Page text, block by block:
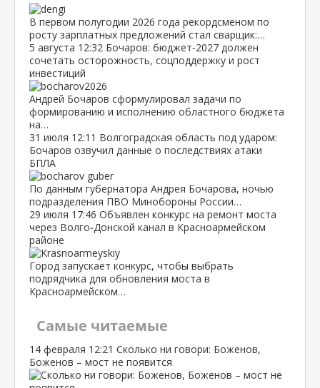
В первом полугодии 2026 года рекордсменом по
росту зарплатных предложений стал сварщик:…
5 августа 12:32 Бочаров: бюджет‑2027 должен
сочетать осторожность, соцподдержку и рост
инвестиций
Андрей Бочаров сформулировал задачи по
формированию и исполнению областного бюджета
на…
31 июля 12:11 Волгоградская область под ударом:
Бочаров озвучил данные о последствиях атаки
БПЛА
По данным губернатора Андрея Бочарова, ночью
подразделения ПВО Минобороны России…
29 июля 17:46 Объявлен конкурс на ремонт моста
через Волго‑Донской канал в Красноармейском
районе
Город запускает конкурс, чтобы выбрать
подрядчика для обновления моста в
Красноармейском…
Самые читаемые
14 февраля 12:21 Сколько ни говори: Боженов,
Боженов – мост не появится